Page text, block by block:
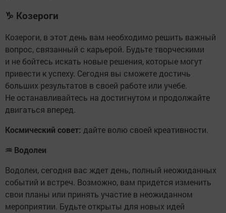
♑ Козероги
Козероги, в этот день вам необходимо решить важный
вопрос, связанный с карьерой. Будьте творческими
и не бойтесь искать новые решения, которые могут
привести к успеху. Сегодня вы сможете достичь
больших результатов в своей работе или учебе.
Не останавливайтесь на достигнутом и продолжайте
двигаться вперед.
Космический совет: дайте волю своей креативности.
♒ Водолеи
Водолеи, сегодня вас ждет день, полный неожиданных
событий и встреч. Возможно, вам придется изменить
свои планы или принять участие в неожиданном
мероприятии. Будьте открыты для новых идей